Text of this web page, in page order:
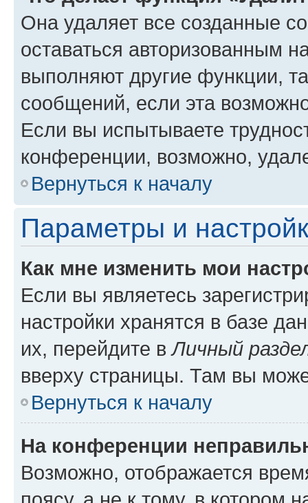
Она удаляет все созданные
оставаться авторизованным
выполняют другие функции,
сообщений, если эта
Если вы испытываете
конференции, возможно,
Вернуться к началу
Параметры и
Как мне изменить мои
Если вы являетесь
настройки хранятся в базе
их, перейдите вЛичный
вверху страницы. Там вы
Вернуться к началу
На конференции
Возможно, отображается